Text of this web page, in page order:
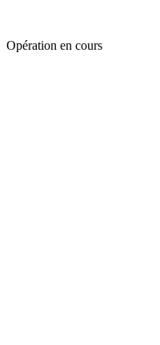
Opération en cours